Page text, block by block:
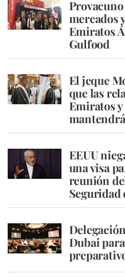
mercados
Emiratos
Gulfood
El jeque
que las
Emiratos
EEUU
una visa
reunión
Seguridad
Dubai